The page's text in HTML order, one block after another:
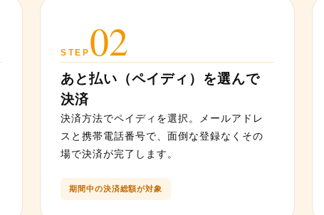
STEP 02
あと払い（ペイディ）を選んで
決済
決済方法でペイディを選択。メールアドレ
スと携帯電話番号で、面倒な登録なくその
場で決済が完了します。
期間中の決済総額が対象